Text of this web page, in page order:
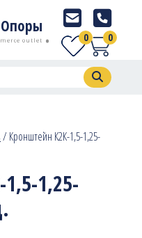
outlet 0
0
/Кронштейн К2К-1,5-1,25-
1,25-